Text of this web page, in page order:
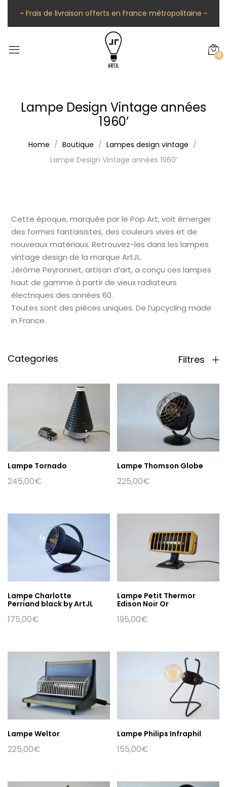
~ Frais de livraison offerts en France métropolitaine ~
0
Lampe Design Vintage années
1960’
Home Boutique
Lampes design vintage
Lampe Design Vintage années 1960’
Cette époque, marquée par le Pop Art, voit émerger
des formes fantaisistes, des couleurs vives et de
nouveaux matériaux. Retrouvez-les dans les lampes
vintage design de la marque ArtJL.
Jérôme Peyronnet, artisan d’art, a conçu ces lampes
haut de gamme à partir de vieux radiateurs
électriques des années 60.
Toutes sont des pièces uniques. De l’upcycling made
in France.
Categories Filtres
Lampe Tornado
245,00€
Lampe Thomson Globe
225,00€
Lampe Charlotte
Perriand black by ArtJL
175,00€
Lampe Petit Thermor
Edison Noir Or
195,00€
Lampe Weltor
225,00€
Lampe Philips Infraphil
155,00€